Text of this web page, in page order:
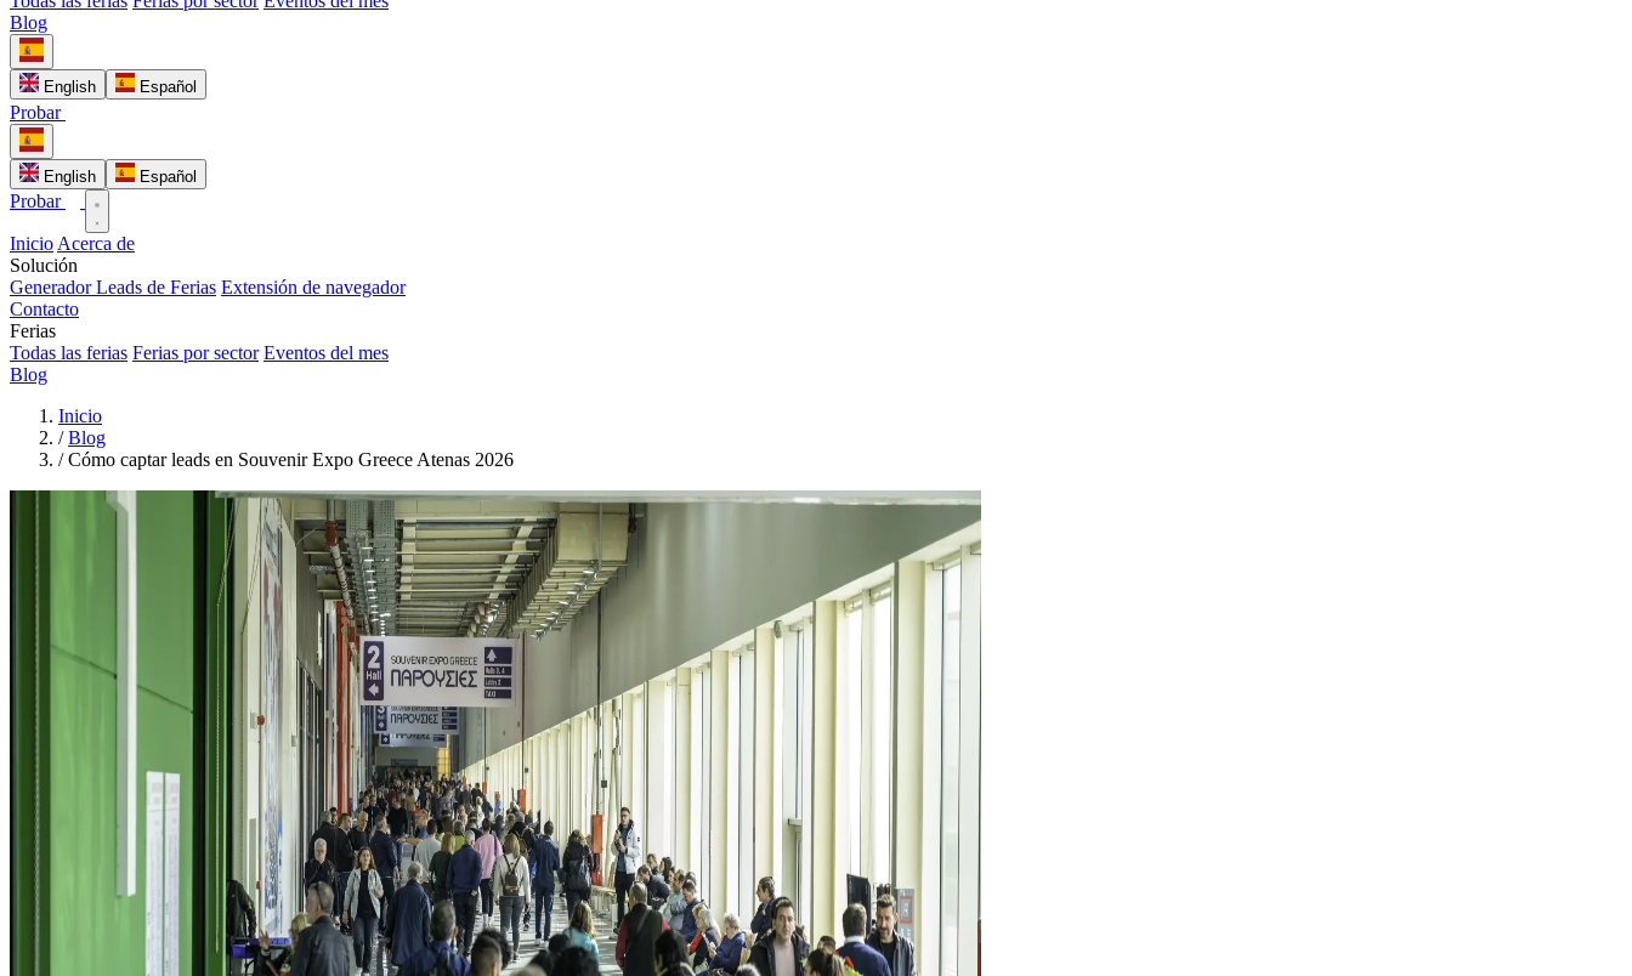
Blog
English Español
Probar
English Español
Probar
Inicio Acerca de
Solución
Generador Leads de Ferias Extensión de navegador
Contacto
Ferias
Todas las ferias Ferias por sector Eventos del mes
Blog
Inicio
/ Blog
/ Cómo captar leads en Souvenir Expo Greece Atenas 2026